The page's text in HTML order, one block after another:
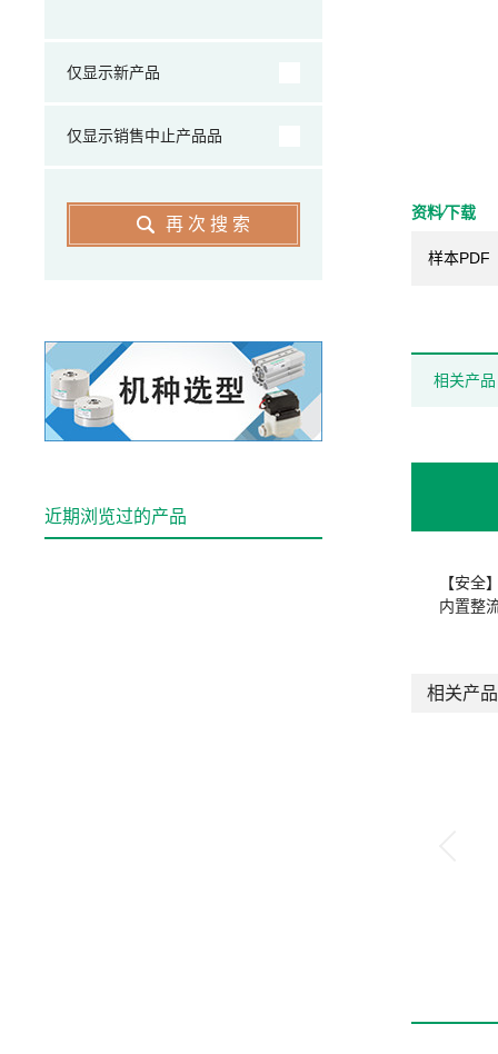
资料⁄下载
样本PDF
相关产品
【安全
内置整
相关产品
仅显示新产品
仅显示销售中止产品品
再次搜索
近期浏览过的产品